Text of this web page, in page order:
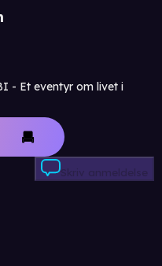
- Et eventyr om livet i
Skriv anmeldelse